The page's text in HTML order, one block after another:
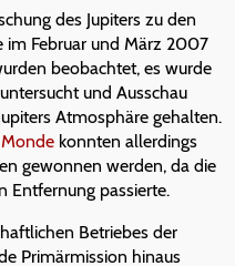
des Jupiters zu den
im Februar und März 2007
beobachtet, es wurde
und Ausschau
Atmosphäre gehalten.
konnten allerdings
gewonnen werden, da die
Entfernung passierte.
Betriebes der
Primärmission hinaus